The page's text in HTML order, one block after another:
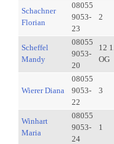
Schachner
Florian
08055
9053-
23
2
Scheffel
Mandy
08055
9053-
20
12 1.
OG
Wierer Diana
08055
9053-
22
3
Winhart
Maria
08055
9053-
24
1